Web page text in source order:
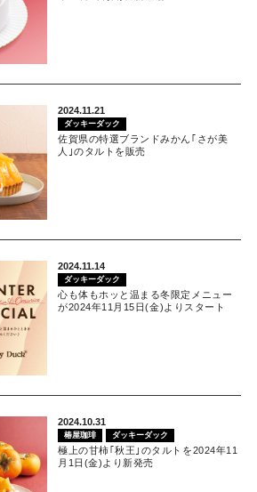
2024.11.21
ダッキーダック
佐賀県の特選ブランドみかん｢さが美
人｣のタルトを販売
2024.11.14
ダッキーダック
心も体もホッと温まる冬限定メニュー
が2024年11月15日(金)よりスタート
2024.10.31
椿屋珈琲 ダッキーダック
極上の甘柿｢秋王｣のタルトを2024年11
月1日(金)より新発売